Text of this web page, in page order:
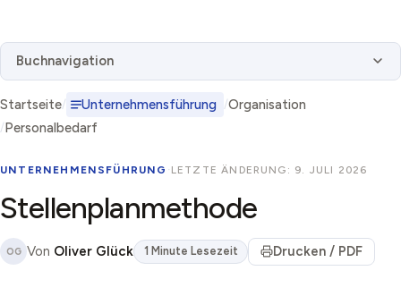
Buchnavigation
Startseite Unternehmensführung
Organisation
Personalbedarf
UNTERNEHMENSFÜHRUNG · LETZTE ÄNDERUNG: 9. JULI 2026
Stellenplanmethode
OG Von Oliver Glück 1 Minute Lesezeit Drucken / PDF